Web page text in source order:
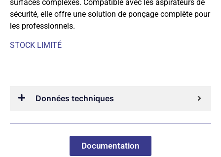
surfaces complexes. Compatible avec les aspirateurs de
sécurité, elle offre une solution de ponçage complète pour
les professionnels.
STOCK LIMITÉ
Données techniques
Documentation